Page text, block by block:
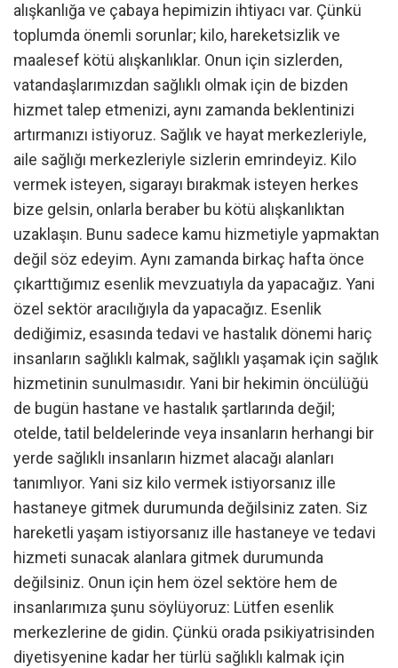
alışkanlığa ve çabaya hepimizin ihtiyacı var. Çünkü
toplumda önemli sorunlar; kilo, hareketsizlik ve
maalesef kötü alışkanlıklar. Onun için sizlerden,
vatandaşlarımızdan sağlıklı olmak için de bizden
hizmet talep etmenizi, aynı zamanda beklentinizi
artırmanızı istiyoruz. Sağlık ve hayat merkezleriyle,
aile sağlığı merkezleriyle sizlerin emrindeyiz. Kilo
vermek isteyen, sigarayı bırakmak isteyen herkes
bize gelsin, onlarla beraber bu kötü alışkanlıktan
uzaklaşın. Bunu sadece kamu hizmetiyle yapmaktan
değil söz edeyim. Aynı zamanda birkaç hafta önce
çıkarttığımız esenlik mevzuatıyla da yapacağız. Yani
özel sektör aracılığıyla da yapacağız. Esenlik
dediğimiz, esasında tedavi ve hastalık dönemi hariç
insanların sağlıklı kalmak, sağlıklı yaşamak için sağlık
hizmetinin sunulmasıdır. Yani bir hekimin öncülüğü
de bugün hastane ve hastalık şartlarında değil;
otelde, tatil beldelerinde veya insanların herhangi bir
yerde sağlıklı insanların hizmet alacağı alanları
tanımlıyor. Yani siz kilo vermek istiyorsanız ille
hastaneye gitmek durumunda değilsiniz zaten. Siz
hareketli yaşam istiyorsanız ille hastaneye ve tedavi
hizmeti sunacak alanlara gitmek durumunda
değilsiniz. Onun için hem özel sektöre hem de
insanlarımıza şunu söylüyoruz: Lütfen esenlik
merkezlerine de gidin. Çünkü orada psikiyatrisinden
diyetisyenine kadar her türlü sağlıklı kalmak için